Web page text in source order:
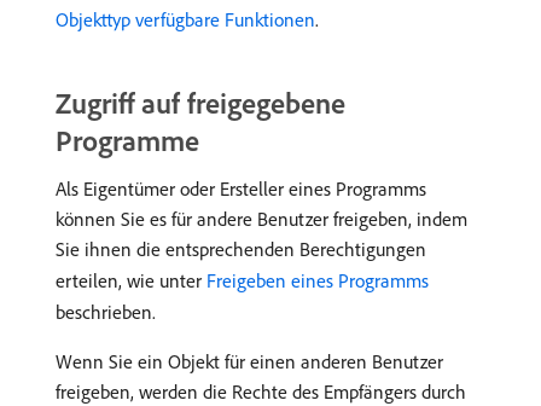
Objekttyp verfügbare Funktionen.
Zugriff auf freigegebene
Programme
Als Eigentümer oder Ersteller eines Programms
können Sie es für andere Benutzer freigeben, indem
Sie ihnen die entsprechenden Berechtigungen
erteilen, wie unter Freigeben eines Programms
beschrieben.
Wenn Sie ein Objekt für einen anderen Benutzer
freigeben, werden die Rechte des Empfängers durch